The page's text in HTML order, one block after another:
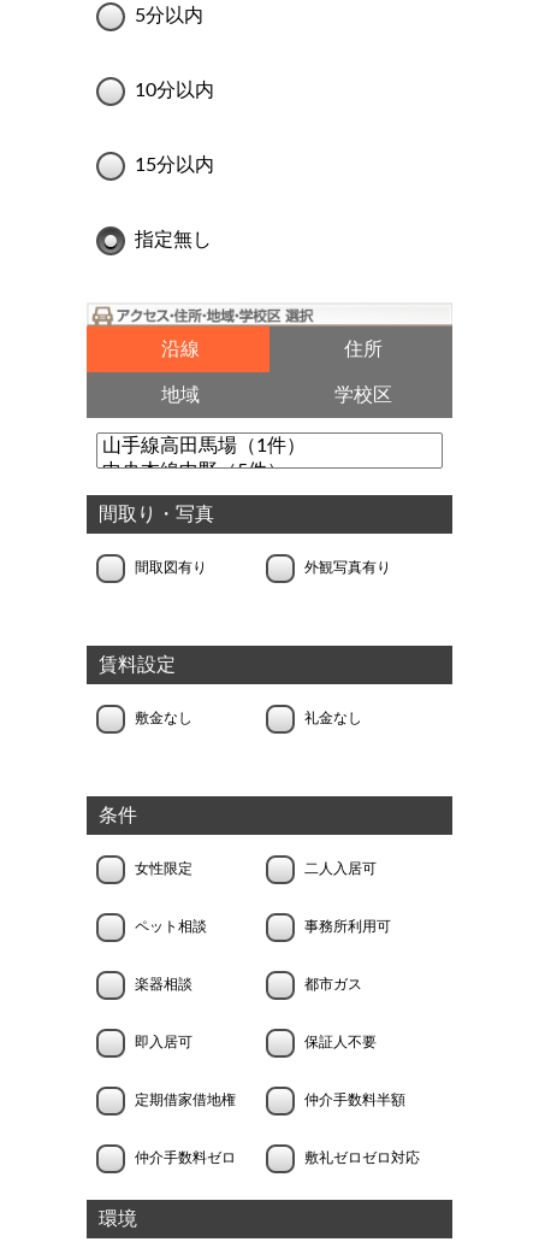
5分以内
10分以内
15分以内
指定無し
沿線 住所
地域 学校区
間取り・写真
間取図有り 外観写真有り
賃料設定
敷金なし 礼金なし
条件
女性限定 二人入居可
ペット相談 事務所利用可
楽器相談 都市ガス
即入居可 保証人不要
定期借家借地権 仲介手数料半額
仲介手数料ゼロ 敷礼ゼロゼロ対応
環境